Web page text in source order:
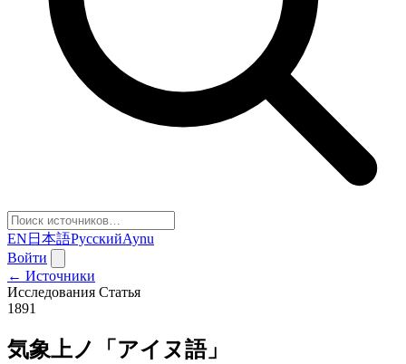
EN 日本語РусскийAynu
Войти
← Источники
Исследования Статья
1891
気象上ノ「アイヌ語」